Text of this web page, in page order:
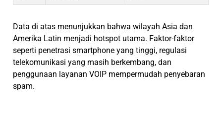
Data di atas menunjukkan bahwa wilayah Asia dan
Amerika Latin menjadi hotspot utama. Faktor-faktor
seperti penetrasi smartphone yang tinggi, regulasi
telekomunikasi yang masih berkembang, dan
penggunaan layanan VOIP mempermudah penyebaran
spam.